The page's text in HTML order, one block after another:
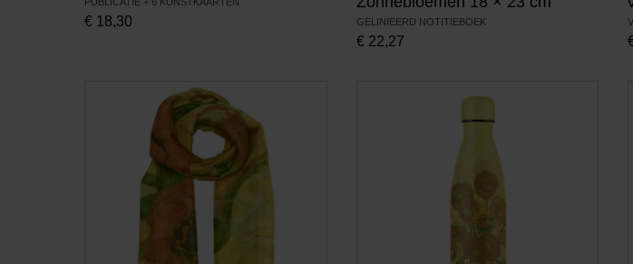
€ 18,30 GELINIEERD NOTITIEBOEK
€ 22,27